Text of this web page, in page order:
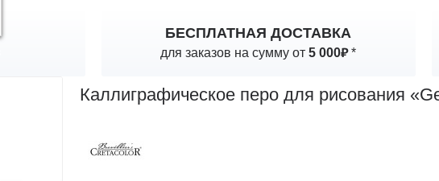
БЕСПЛАТНАЯ ДОСТАВКА
для заказов на сумму от5 000₽*
Каллиграфическое перо для рисования